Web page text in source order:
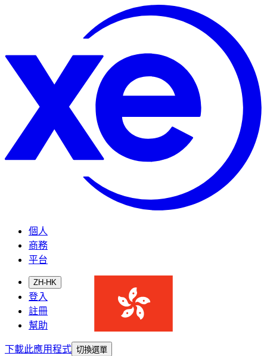
個人
商務
平台
ZH-HK
登入
註冊
幫助
下載此應用程式 切換選單